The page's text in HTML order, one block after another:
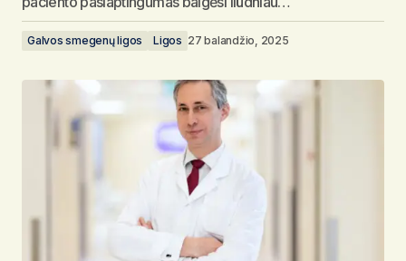
Galvos smegenų ligos Ligos 27 balandžio, 2025